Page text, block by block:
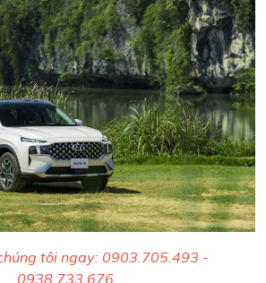
tôi ngay: 0903.705.493 -
0938.733.676